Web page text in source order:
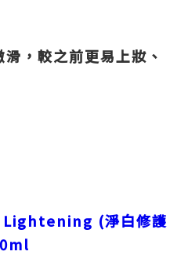
，較之前更易上妝、
(淨白修護